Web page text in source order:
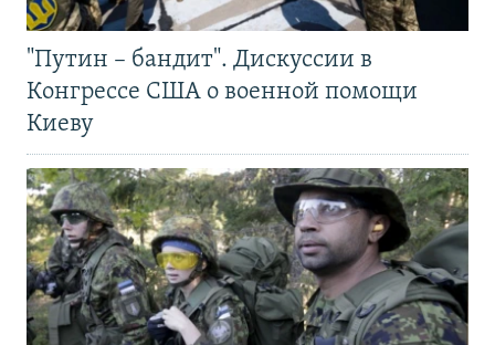
"Путин – бандит". Дискуссии в
Конгрессе США о военной помощи
Киеву